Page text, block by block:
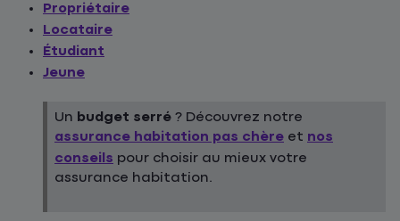
Propriétaire
Locataire
Étudiant
Jeune
Un budget serré ? Découvrez notre
assurance habitation pas chère et nos
conseils pour choisir au mieux votre
assurance habitation.